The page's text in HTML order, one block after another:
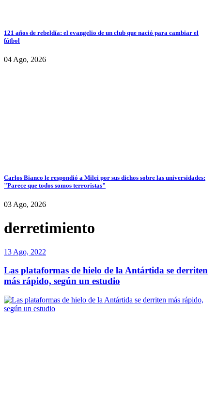
121 años de rebeldía: el evangelio de un club que nació para cambiar el
fútbol
04 Ago, 2026
Carlos Bianco le respondió a Milei por sus dichos sobre las universidades:
"Parece que todos somos terroristas"
03 Ago, 2026
derretimiento
13 Ago, 2022
Las plataformas de hielo de la Antártida se derriten
más rápido, según un estudio